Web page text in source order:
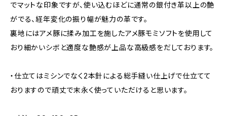
でマットな印象ですが、使い込むほどに通常の銀付き革以上の艶
がでる、経年変化の振り幅が魅力の革です。
裏地にはアメ豚に揉み加工を施したアメ豚モミソフトを使用して
おり細かいシボと適度な艶感が上品な高級感をだしております。
・仕立てはミシンでなく2本針による総手縫い仕上げで仕立てて
おりますので頑丈で末永く使っていただけると思います。